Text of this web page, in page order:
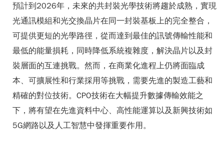
預計到2026年，未來的共封裝光學技術將趨於成熟，實現
光通訊模組和光交換晶片在同一封裝基板上的完全整合，
可提供更短的光學路徑，從而達到最佳的訊號傳輸性能和
最低的能量損耗，同時降低系統複雜度，解決晶片以及封
裝層面的互連挑戰。然而，在商業化進程上仍將面臨成
本、可擴展性和行業採用等挑戰，需要先進的製造工藝和
精確的對位技術。CPO技術在大幅提升數據傳輸效能之
下，將有望在先進資料中心、高性能運算以及新興技術如
5G網路以及人工智慧中發揮重要作用。